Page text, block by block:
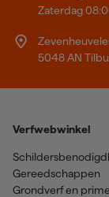
Zaterdag
5048 AN
Verfwebwinkel
Gereedschappen
Grondverf en